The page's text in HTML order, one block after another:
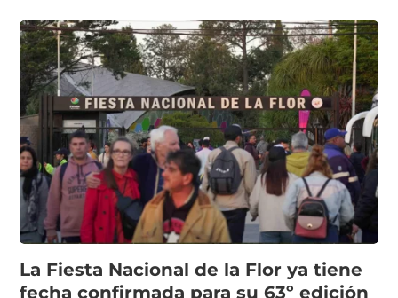
La Fiesta Nacional de la Flor ya tiene
fecha confirmada para su 63º edición